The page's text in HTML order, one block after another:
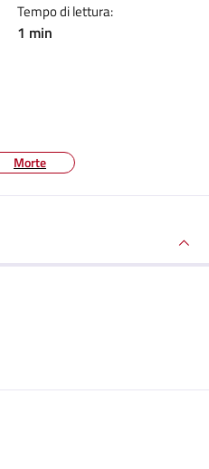
Tempo di lettura:
1 min
Morte